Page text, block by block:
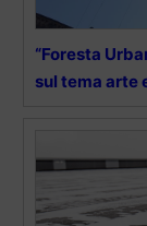
“Foresta
sul tema arte